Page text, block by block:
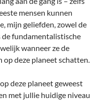
mensen kunnen
mijn geliefden, zowel de
fundamentalistische
wanneer ze de
op deze planeet schatten.
deze planeet geweest
met jullie huidige niveau